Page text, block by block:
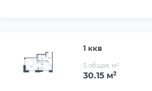
1 ккв
S общая, м²
30.15 м²